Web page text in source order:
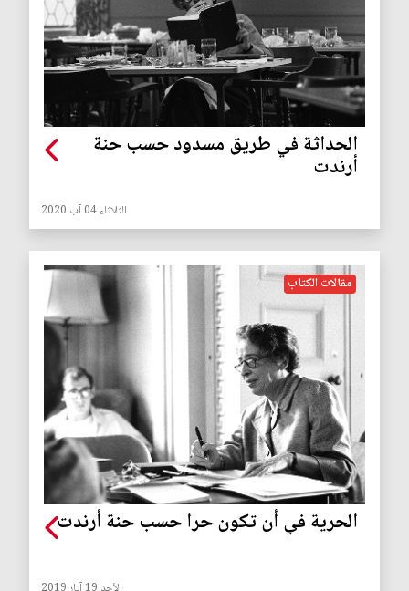
الحداثة في طريق مسدود حسب حنة
أرندت
الثلاثاء 04 آب 2020
مقالات الكتاب
الحرية في أن تكون حرا حسب حنة أرندت